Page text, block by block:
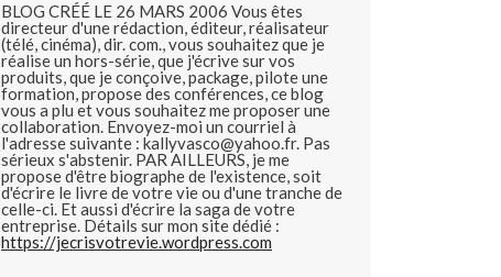
BLOG CRÉÉ LE 26 MARS 2006 Vous êtes
directeur d'une rédaction, éditeur, réalisateur
(télé, cinéma), dir. com., vous souhaitez que je
réalise un hors-série, que j'écrive sur vos
produits, que je conçoive, package, pilote une
formation, propose des conférences, ce blog
vous a plu et vous souhaitez me proposer une
collaboration. Envoyez-moi un courriel à
l'adresse suivante : kallyvasco@yahoo.fr. Pas
sérieux s'abstenir. PAR AILLEURS, je me
propose d'être biographe de l'existence, soit
d'écrire le livre de votre vie ou d'une tranche de
celle-ci. Et aussi d'écrire la saga de votre
entreprise. Détails sur mon site dédié :
https://jecrisvotrevie.wordpress.com